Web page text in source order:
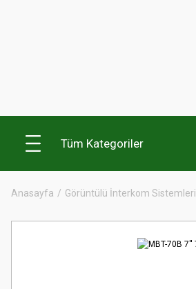
Tüm Kategoriler
Anasayfa Görüntülü İnterkom Sistemleri